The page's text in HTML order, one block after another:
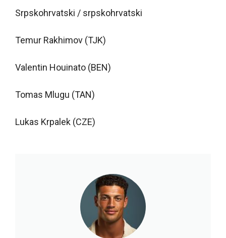
Srpskohrvatski / srpskohrvatski
Temur Rakhimov (TJK)
Valentin Houinato (BEN)
Tomas Mlugu (TAN)
Lukas Krpalek (CZE)